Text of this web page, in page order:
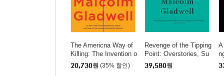
The Americna Way of
Killing: The Invention o
f an Epidemic
20,730원 (35% 할인)
Revenge of the Tipping
Point: Overstories, Su
perspreaders, and the
Rise of Social Enginee
39,580원
A